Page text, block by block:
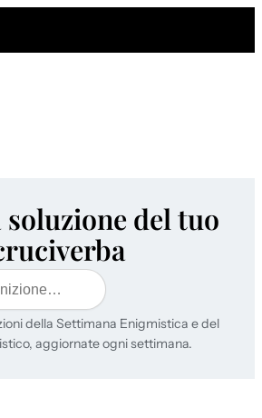
del tuo
della Settimana Enigmistica e del
aggiornate ogni settimana.